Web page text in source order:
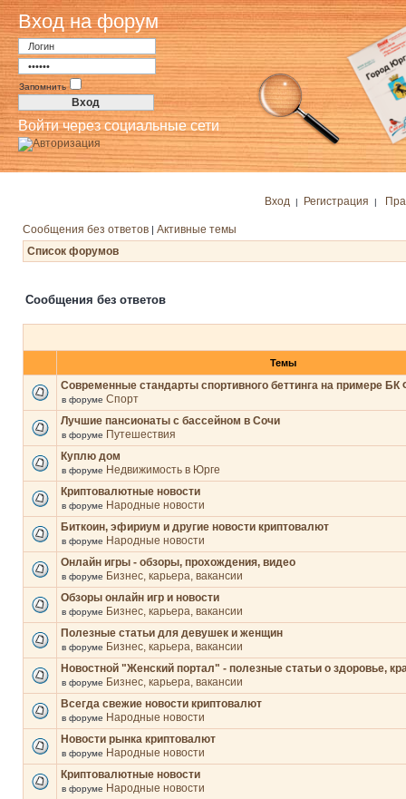
Вход на форум
Запомнить
Войти через социальные сети
Вход | Регистрация |
Сообщения без ответов | Активные темы
Список форумов
Сообщения без ответов
Темы
Современные стандарты спортивного беттинга на примере БК
в форуме Спорт
Лучшие пансионаты с бассейном в Сочи
в форуме Путешествия
Куплю дом
в форуме Недвижимость в Юрге
Криптовалютные новости
в форуме Народные новости
Биткоин, эфириум и другие новости криптовалют
в форуме Народные новости
Онлайн игры - обзоры, прохождения, видео
в форуме Бизнес, карьера, вакансии
Обзоры онлайн игр и новости
в форуме Бизнес, карьера, вакансии
Полезные статьи для девушек и женщин
в форуме Бизнес, карьера, вакансии
Новостной "Женский портал" - полезные статьи о здоровье,
в форуме Бизнес, карьера, вакансии
Всегда свежие новости криптовалют
в форуме Народные новости
Новости рынка криптовалют
в форуме Народные новости
Криптовалютные новости
в форуме Народные новости